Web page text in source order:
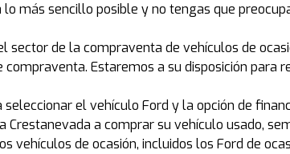
más sencillo posible y no tengas que
de la compraventa de vehículos de
Estaremos a su disposición para
el vehículo Ford y la opción de
a comprar su vehículo usado,
vehículos de ocasión, incluidos los Ford de